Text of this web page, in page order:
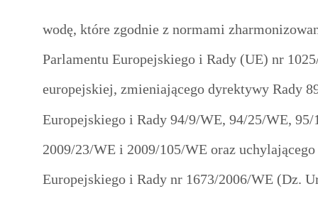
wodę, które zgodnie z normami
Parlamentu Europejskiego i Rady (UE) nr
europejskiej, zmieniającego dyrektywy Rady
Europejskiego i Rady 94/9/WE, 94/25/WE,
2009/23/WE i 2009/105/WE oraz
Europejskiego i Rady nr 1673/2006/WE (Dz.